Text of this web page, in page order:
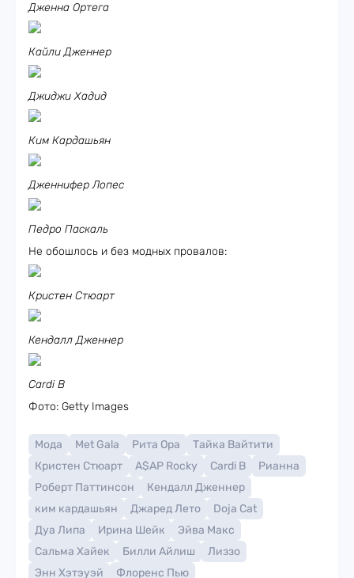
Дженна Ортега
Кайли Дженнер
Джиджи Хадид
Ким Кардашьян
Дженнифер Лопес
Педро Паскаль
Не обошлось и без модных провалов:
Кристен Стюарт
Кендалл Дженнер
Cardi B
Фото: Getty Images
Мода Met Gala Рита Ора
Тайка Вайтити
Кристен Стюарт
A$AP Rocky Cardi B
Рианна
Роберт Паттинсон
Кендалл Дженнер
ким кардашьян
Джаред Лето
Doja Cat
Дуа Липа
Ирина Шейк
Эйва Макс
Сальма Хайек
Билли Айлиш
Лиззо
Энн Хэтэуэй
Флоренс Пью